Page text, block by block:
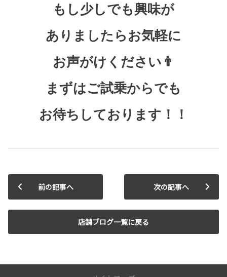
もし少しでも興味が
ありましたらお気軽に
お声がけください👨
まずはご試乗からでも
お待ちしております！！
前の記事へ
店舗ブログ一覧に戻る
次の記事へ